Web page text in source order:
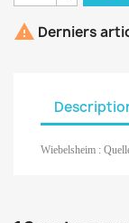
 Derniers
Wiebelsheim :